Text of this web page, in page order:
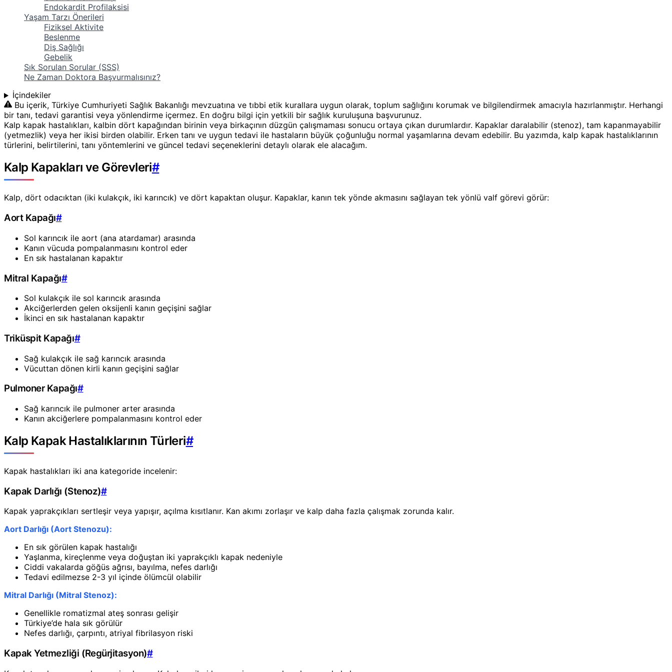
Endokardit Profilaksisi
Yaşam Tarzı Önerileri
Fiziksel Aktivite
Beslenme
Diş Sağlığı
Gebelik
Sık Sorulan Sorular (SSS)
Ne Zaman Doktora Başvurmalısınız?
İçindekiler
Bu içerik, Türkiye Cumhuriyeti Sağlık Bakanlığı mevzuatına ve tıbbi etik kurallara uygun olarak, toplum sağlığını korumak ve bilgilendirmek amacıyla hazırlanmıştır. Herhangi
bir tanı, tedavi garantisi veya yönlendirme içermez. En doğru bilgi için yetkili bir sağlık kuruluşuna başvurunuz.
Kalp kapak hastalıkları, kalbin dört kapağından birinin veya birkaçının düzgün çalışmaması sonucu ortaya çıkan durumlardır. Kapaklar daralabilir (stenoz), tam kapanmayabilir
(yetmezlik) veya her ikisi birden olabilir. Erken tanı ve uygun tedavi ile hastaların büyük çoğunluğu normal yaşamlarına devam edebilir. Bu yazımda, kalp kapak hastalıklarının
türlerini, belirtilerini, tanı yöntemlerini ve güncel tedavi seçeneklerini detaylı olarak ele alacağım.
Kalp Kapakları ve Görevleri#
Kalp, dört odacıktan (iki kulakçık, iki karıncık) ve dört kapaktan oluşur. Kapaklar, kanın tek yönde akmasını sağlayan tek yönlü valf görevi görür:
Aort Kapağı#
Sol karıncık ile aort (ana atardamar) arasında
Kanın vücuda pompalanmasını kontrol eder
En sık hastalanan kapaktır
Mitral Kapağı#
Sol kulakçık ile sol karıncık arasında
Akciğerlerden gelen oksijenli kanın geçişini sağlar
İkinci en sık hastalanan kapaktır
Triküspit Kapağı#
Sağ kulakçık ile sağ karıncık arasında
Vücuttan dönen kirli kanın geçişini sağlar
Pulmoner Kapağı#
Sağ karıncık ile pulmoner arter arasında
Kanın akciğerlere pompalanmasını kontrol eder
Kalp Kapak Hastalıklarının Türleri#
Kapak hastalıkları iki ana kategoride incelenir:
Kapak Darlığı (Stenoz)#
Kapak yaprakçıkları sertleşir veya yapışır, açılma kısıtlanır. Kan akımı zorlaşır ve kalp daha fazla çalışmak zorunda kalır.
Aort Darlığı (Aort Stenozu):
En sık görülen kapak hastalığı
Yaşlanma, kireçlenme veya doğuştan iki yaprakçıklı kapak nedeniyle
Ciddi vakalarda göğüs ağrısı, bayılma, nefes darlığı
Tedavi edilmezse 2-3 yıl içinde ölümcül olabilir
Mitral Darlığı (Mitral Stenoz):
Genellikle romatizmal ateş sonrası gelişir
Türkiye’de hala sık görülür
Nefes darlığı, çarpıntı, atriyal fibrilasyon riski
Kapak Yetmezliği (Regürjitasyon)#